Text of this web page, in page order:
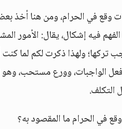
وقع في الحرام، ومن هنا أخذ
فيه إشكال، يقال: الأمور
تركها؛ ولهذا ذكرت لكم لما
الواجبات، وورع مستحب،
التكلف.
في الحرام ما المقصود به؟